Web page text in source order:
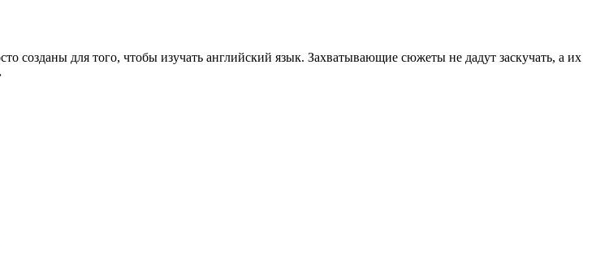
созданы для того, чтобы изучать английский язык. Захватывающие сюжеты не дадут заскучать, а их